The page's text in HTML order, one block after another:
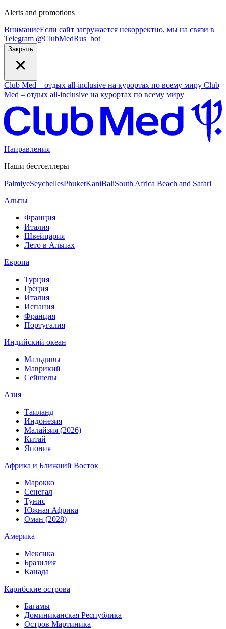
Alerts and promotions
ВниманиеЕсли сайт загружается некорректно, мы на связи в
Telegram @ClubMedRus_bot
Закрыть
Club Med – отдых all-inclusive на курортах по всему миру Club
Med – отдых all-inclusive на курортах по всему миру
Направления
Наши бестселлеры
PalmiyeSeychellesPhuketKaniBaliSouth Africa Beach and Safari
Альпы
Франция
Италия
Швейцария
Лето в Альпах
Европа
Турция
Греция
Италия
Испания
Франция
Португалия
Индийский океан
Мальдивы
Маврикий
Сейшелы
Азия
Таиланд
Индонезия
Малайзия (2026)
Китай
Япония
Африка и Ближний Восток
Марокко
Сенегал
Тунис
Южная Африка
Оман (2028)
Америка
Мексика
Бразилия
Канада
Карибские острова
Багамы
Доминиканская Республика
Остров Мартиника